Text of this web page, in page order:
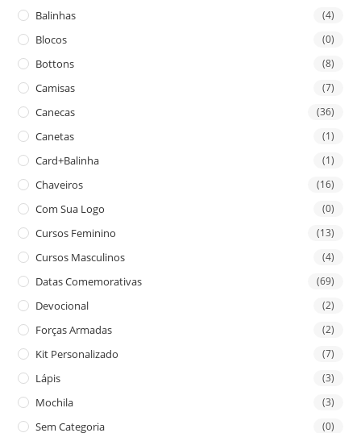
Balinhas (4)
Blocos (0)
Bottons (8)
Camisas (7)
Canecas (36)
Canetas (1)
Card+Balinha (1)
Chaveiros (16)
Com Sua Logo (0)
Cursos Feminino (13)
Cursos Masculinos (4)
Datas Comemorativas (69)
Devocional (2)
Forças Armadas (2)
Kit Personalizado (7)
Lápis (3)
Mochila (3)
Sem Categoria (0)